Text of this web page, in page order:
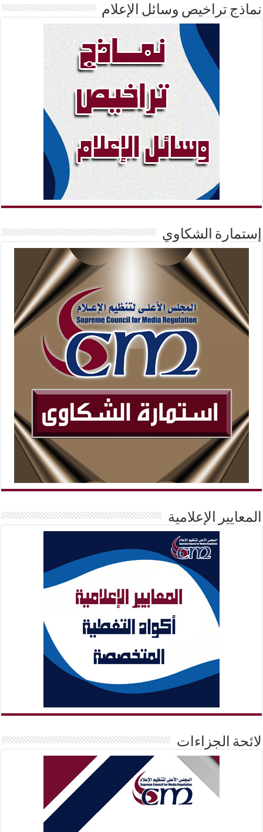
نماذج تراخيص وسائل الإعلام
إستمارة الشكاوي
المعايير الإعلامية
لائحة الجزاءات